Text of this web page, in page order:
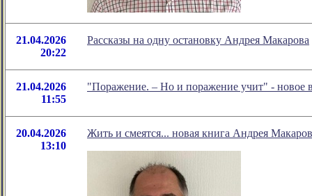
21.04.2026
20:22
Рассказы на одну остановку Андрея Макарова
21.04.2026
11:55
"Поражение. – Но и поражение учит" - новое
20.04.2026
13:10
Жить и смеятся... новая книга Андрея